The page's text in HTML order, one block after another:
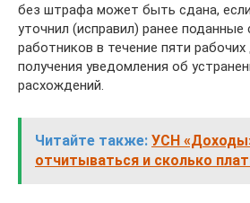
без штрафа может быть сдана,
уточнил (исправил) ранее поданные
работников в течение пяти
получения уведомления об
расхождений.
Читайте также: УСН
отчитываться и сколько